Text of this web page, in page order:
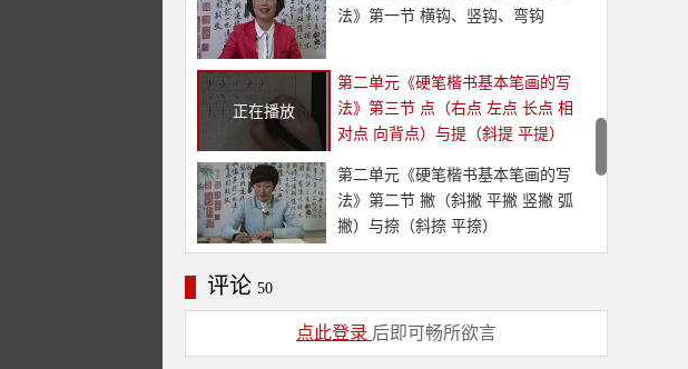
法》第一节 横钩、竖钩、弯钩
正在播放
第二单元《硬笔楷书基本笔画的写
法》第三节 点（右点 左点 长点 相
对点 向背点）与提（斜提 平提）
第二单元《硬笔楷书基本笔画的写
法》第二节 撇（斜撇 平撇 竖撇 弧
撇）与捺（斜捺 平捺）
硬笔书法讲座第五讲《59个偏旁部
评论 50
点此登录 后即可畅所欲言